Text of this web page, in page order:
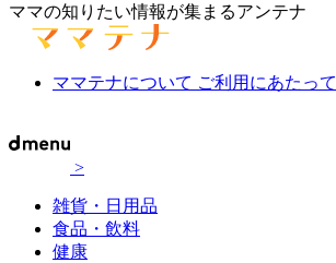
ママの知りたい情報が集まるアンテナ
ママテナについて ご利用にあたって
>
雑貨・日用品
食品・飲料
健康